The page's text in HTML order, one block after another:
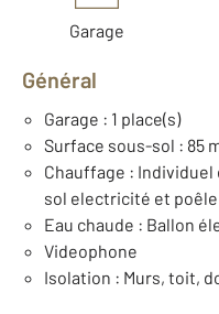
Garage
Général
Garage : 1 place(s)
Surface sous-sol : 85
Chauffage :
sol electricité et poêle
Eau chaude : Ballon
Videophone
Isolation : Murs, toit,